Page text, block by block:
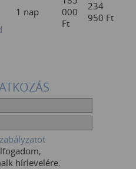
1 nap
000
Ft
234
950 Ft
hírlevelére.